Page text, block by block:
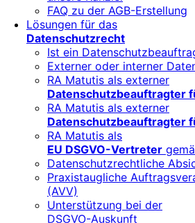
FAQ zu der AGB-Erstellung
Lösungen für das
Datenschutzrecht
Ist ein
Externer oder interner
RA Matutis als externer
Datenschutzbeauftragter
RA Matutis als externer
Datenschutzbeauftragter
RA Matutis als
EU DSGVO-Vertreter
Datenschutzrechtliche
Praxistaugliche
(AVV)
Unterstützung bei der
DSGVO-Auskunft